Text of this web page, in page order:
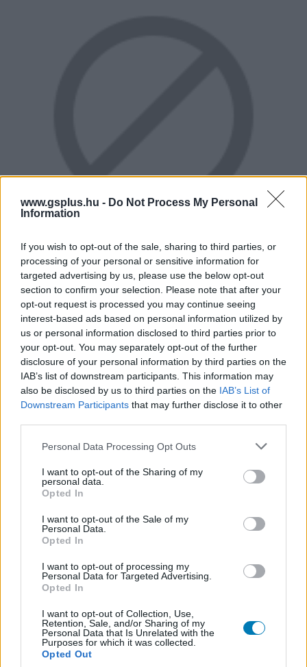
www.gsplus.hu - Do Not Process My Personal
Information
If you wish to opt-out of the sale, sharing to third parties, or
processing of your personal or sensitive information for
targeted advertising by us, please use the below opt-out
section to confirm your selection. Please note that after your
opt-out request is processed you may continue seeing
interest-based ads based on personal information utilized by
us or personal information disclosed to third parties prior to
your opt-out. You may separately opt-out of the further
disclosure of your personal information by third parties on the
IAB’s list of downstream participants. This information may
also be disclosed by us to third parties on the IAB’s List of
Downstream Participants that may further disclose it to other
Please note that this website/app uses one or more Google
not limited to your visit or usage behaviour. You may click to
grant or deny consent to Google and its third-party tags to
use your data for below specified purposes in below Google
consent section.
Personal Data Processing Opt Outs
I want to opt-out of the Sharing of my
personal data.
Opted In
I want to opt-out of the Sale of my
Personal Data.
Opted In
I want to opt-out of processing my
Personal Data for Targeted Advertising.
Opted In
I want to opt-out of Collection, Use,
Retention, Sale, and/or Sharing of my
Personal Data that Is Unrelated with the
Purposes for which it was collected.
Opted Out
MUD TV - Új képek
| 2009.12.07 09:53
Egy mára elfeledett legenda, a Mad TV nem hivatalos
folytatása készül a müncheni Realmforge Studios
műhelyében.
Tropico 3 - Így fest Xbox 360 konzolon
A Kalypso Media fél tucat új kép segítségével mutatta be,
hogy néz ki a Tropico 3 konzolos változata.